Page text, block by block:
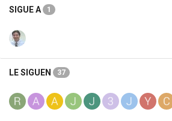
SIGUE A 1
LE SIGUEN 37